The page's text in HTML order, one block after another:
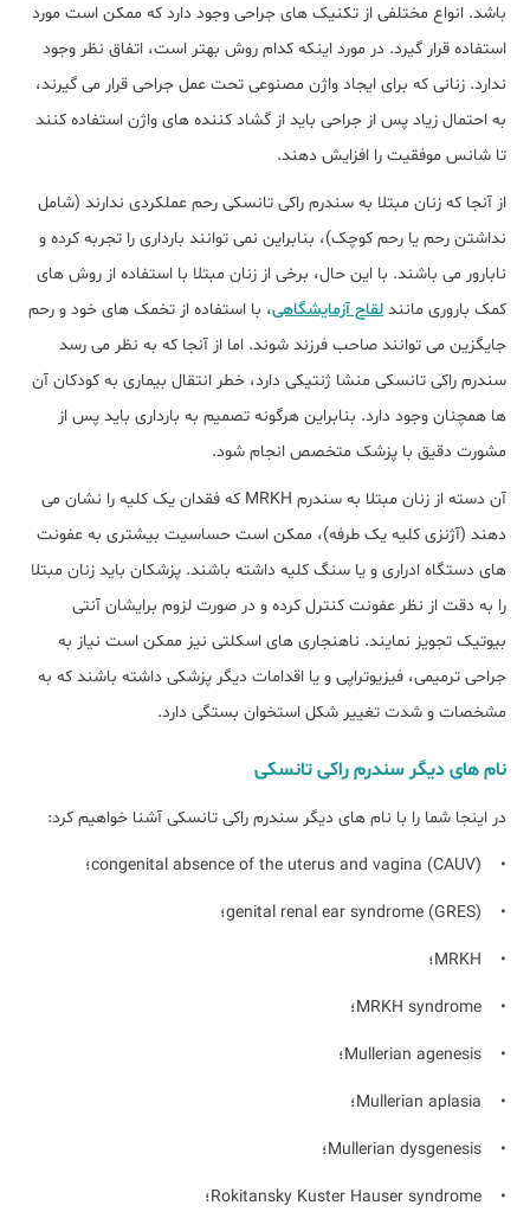
باشد. انواع مختلفی از تکنیک های جراحی وجود دارد که ممکن است مورد
استفاده قرار گیرد. در مورد اینکه کدام روش بهتر است، اتفاق نظر وجود
ندارد. زنانی که برای ایجاد واژن مصنوعی تحت عمل جراحی قرار می گیرند،
به احتمال زیاد پس از جراحی باید از گشاد کننده های واژن استفاده کنند
تا شانس موفقیت را افزایش دهند.
از آنجا که زنان مبتلا به سندرم راکی تانسکی رحم عملکردی ندارند (شامل
نداشتن رحم یا رحم کوچک)، بنابراین نمی توانند بارداری را تجربه کرده و
نابارور می باشند. با این حال، برخی از زنان مبتلا با استفاده از روش های
کمک باروری مانند لقاح آزمایشگاهی، با استفاده از تخمک های خود و رحم
جایگزین می توانند صاحب فرزند شوند. اما از آنجا که به نظر می رسد
سندرم راکی تانسکی منشا ژنتیکی دارد، خطر انتقال بیماری به کودکان آن
ها همچنان وجود دارد. بنابراین هرگونه تصمیم به بارداری باید پس از
مشورت دقیق با پزشک متخصص انجام شود.
آن دسته از زنان مبتلا به سندرم MRKH که فقدان یک کلیه را نشان می
دهند (آژنزی کلیه یک طرفه)، ممکن است حساسیت بیشتری به عفونت
های دستگاه ادراری و یا سنگ کلیه داشته باشند. پزشکان باید زنان مبتلا
را به دقت از نظر عفونت کنترل کرده و در صورت لزوم برایشان آنتی
بیوتیک تجویز نمایند. ناهنجاری های اسکلتی نیز ممکن است نیاز به
جراحی ترمیمی، فیزیوتراپی و یا اقدامات دیگر پزشکی داشته باشند که به
مشخصات و شدت تغییر شکل استخوان بستگی دارد.
نام های دیگر سندرم راکی تانسکی
در اینجا شما را با نام های دیگر سندرم راکی تانسکی آشنا خواهیم کرد:
• congenital absence of the uterus and vagina (CAUV)؛
• genital renal ear syndrome (GRES)؛
• MRKH؛
• MRKH syndrome؛
• Mullerian agenesis؛
• Mullerian aplasia؛
• Mullerian dysgenesis؛
• Rokitansky Kuster Hauser syndrome؛